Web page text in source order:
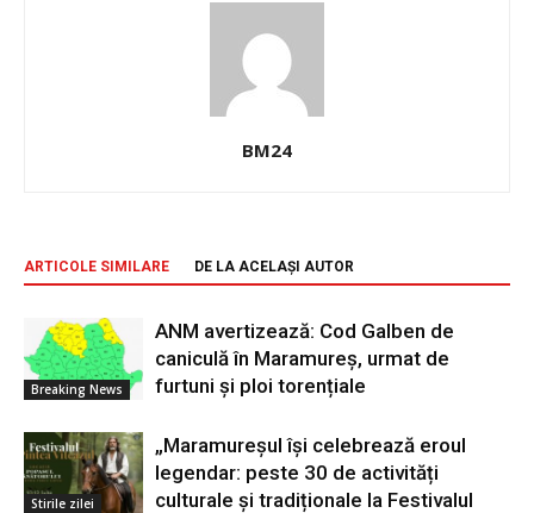
BM24
ARTICOLE SIMILARE DE LA ACELAȘI AUTOR
Breaking News
ANM avertizează: Cod Galben de
caniculă în Maramureș, urmat de
furtuni și ploi torențiale
Stirile zilei
„Maramureșul își celebrează eroul
legendar: peste 30 de activități
culturale și tradiționale la Festivalul